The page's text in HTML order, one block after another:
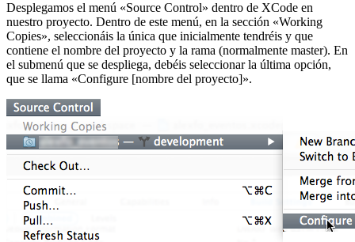
Desplegamos el menú «Source Control» dentro de XCode en
nuestro proyecto. Dentro de este menú, en la sección «Working
Copies», seleccionáis la única que inicialmente tendréis y que
contiene el nombre del proyecto y la rama (normalmente master). En
el submenú que se despliega, debéis seleccionar la última opción,
que se llama «Configure [nombre del proyecto]».